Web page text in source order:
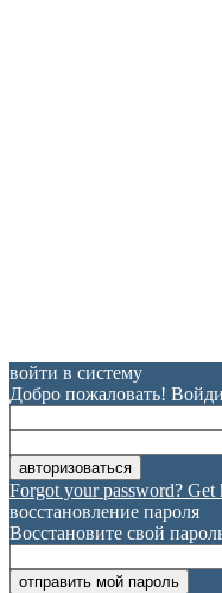
войти в систему
Добро пожаловать!
Forgot your password? Get
восстановление пароля
Восстановите свой